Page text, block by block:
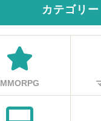
カテゴリー
MMORPG